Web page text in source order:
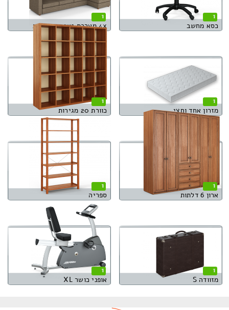
1
כסא מחשב
1
4x מערכת ישיבה פינתית
1
מזרון אחד וחצי
1
כוורת 20 מגירות
1
ארון 6 דלתות
1
ספריה
1
מזוודה S
1
אופני כושר XL